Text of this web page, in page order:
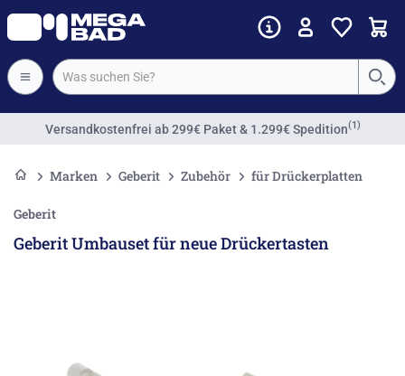
Versandkostenfrei ab 299€ Paket & 1.299€ Spedition(1)
Marken Geberit Zubehör für Drückerplatten
Geberit
Geberit Umbauset für neue Drückertasten